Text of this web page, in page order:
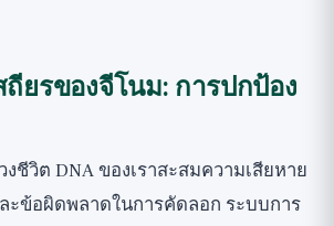
ถียรของจีโนม: การปกป้อง
วิต DNA ของเราสะสมความเสียหาย
ะข้อผิดพลาดในการคัดลอก ระบบการ